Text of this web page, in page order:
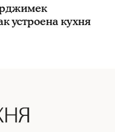
устроена кухня